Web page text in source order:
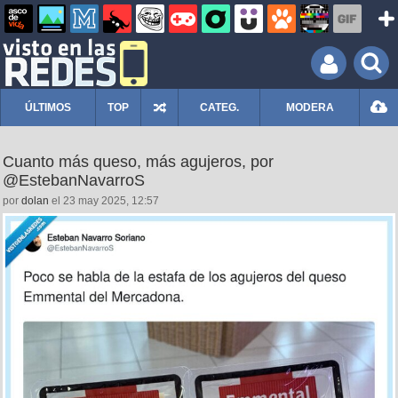
ÚLTIMOS TOP CATEG. MODERA
Cuanto más queso, más agujeros, por
@EstebanNavarroS
por dolan el 23 may 2025, 12:57